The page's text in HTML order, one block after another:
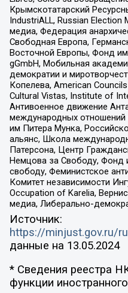
Крымскотатарский
IndustriALL, Russian
медиа, Федерация
Свободная Европа,
Восточной Европы, Фонд
gGmbH, Мобильная
демократии и
Копелева, American
Cultural Vistas, Institute of
Антивоенное движение
международных отношений
им Питера Мунка,
альянс, Школа
Патерсона, Центр
Немцова за Свободу, Фонд
свободу, Феминистское
Комитет независимости
Occupation of Karelia,
медиа, Либерально-
Источник:
https://minjust.gov.ru/
данные на 13.05.2024
* Сведения реестра
функции